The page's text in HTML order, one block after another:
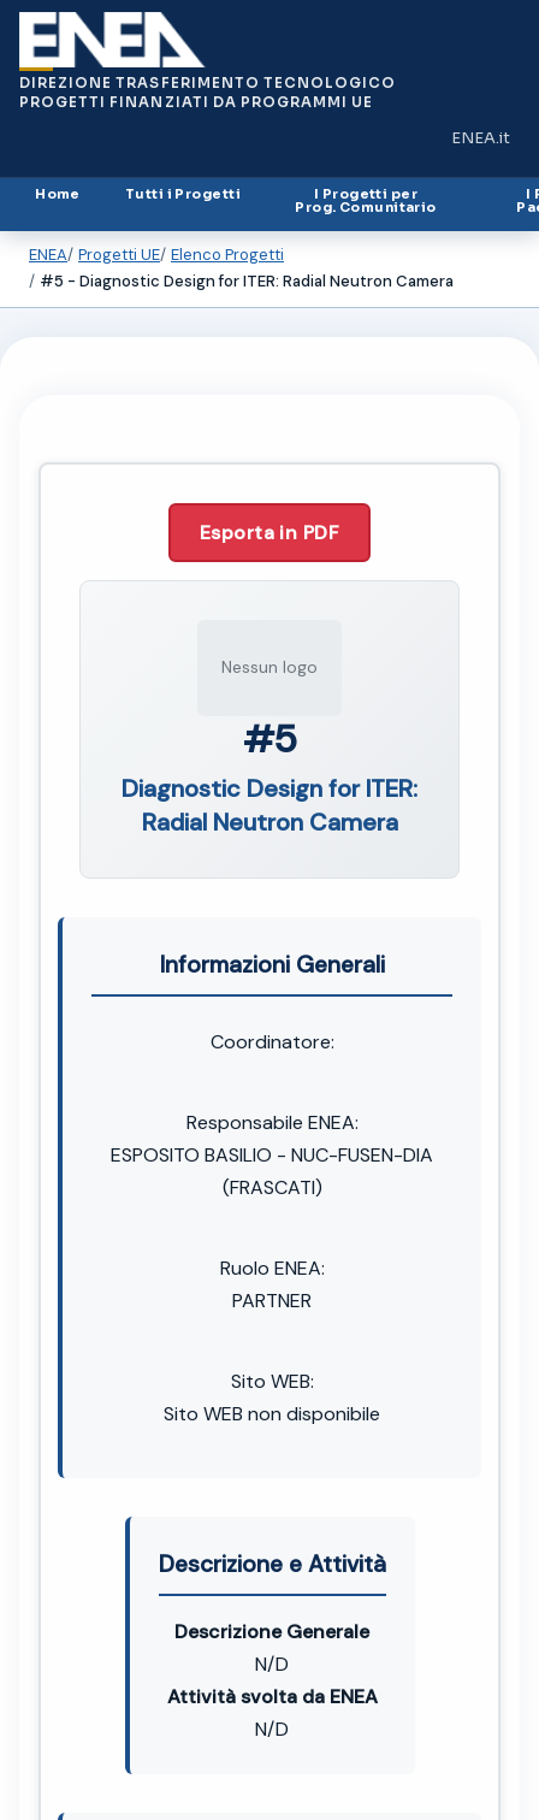
DIREZIONE TRASFERIMENTO TECNOLOGICO
PROGETTI FINANZIATI DA PROGRAMMI UE
ENEA.it
(si apre in
Home Tutti i Progetti I Progetti per
Prog. Comunitario
I
ENEA Progetti UE Elenco Progetti
#5 - Diagnostic Design for ITER: Radial Neutron Camera
Esporta in PDF
Nessun logo
#5
Diagnostic Design for ITER:
Radial Neutron Camera
Informazioni Generali
Coordinatore:
Responsabile ENEA:
ESPOSITO BASILIO - NUC-FUSEN-DIA
(FRASCATI)
Ruolo ENEA:
PARTNER
Sito WEB:
Sito WEB non disponibile
Descrizione e Attività
Descrizione Generale
N/D
Attività svolta da ENEA
N/D